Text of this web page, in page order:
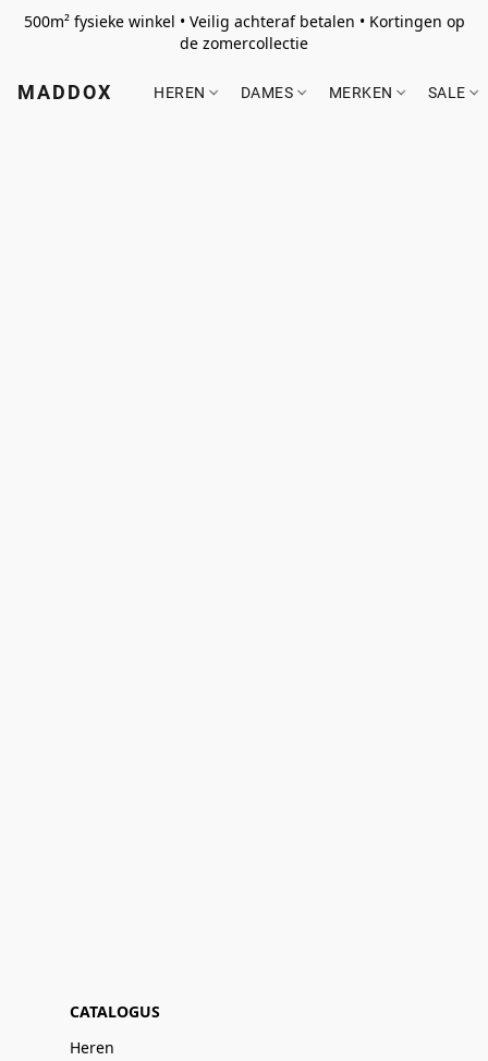
500m² fysieke winkel • Veilig achteraf betalen • Kortingen op
de zomercollectie
MADDOX HEREN DAMES MERKEN SALE
CATALOGUS
Heren